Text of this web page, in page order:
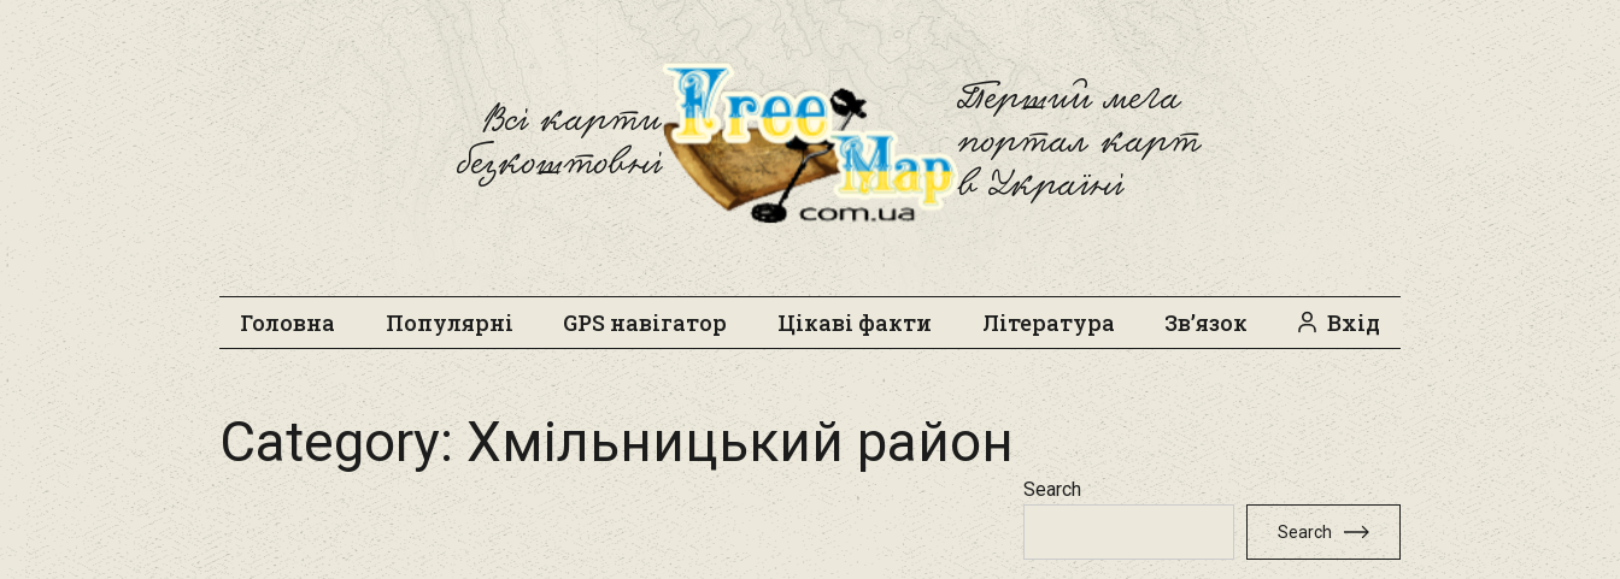
Всі карти
безкоштовні
Freemap
Перший мега
портал карт
в Україні
Головна Популярні GPS навігатор Цікаві факти Література Зв’язок Вхід
Category:Хмільницький район
Search
Search